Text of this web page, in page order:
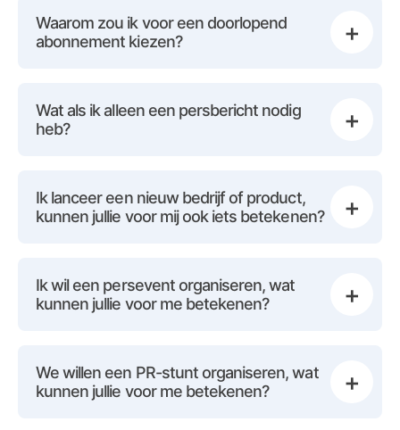
Waarom zou ik voor een doorlopend
abonnement kiezen?
+
Wat als ik alleen een persbericht nodig
heb?
+
Ik lanceer een nieuw bedrijf of product,
kunnen jullie voor mij ook iets betekenen?
+
Ik wil een persevent organiseren, wat
kunnen jullie voor me betekenen?
+
We willen een PR-stunt organiseren, wat
kunnen jullie voor me betekenen?
+